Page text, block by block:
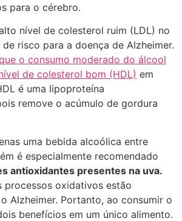
para o cérebro.
nível de colesterol ruim (LDL) no
risco para a doença de Alzheimer.
o consumo moderado do álcool
de colesterol bom (HDL) em
é uma lipoproteína
remove o acúmulo de gordura
uma bebida alcoólica entre
é especialmente recomendado
antioxidantes presentes na uva.
processos oxidativos estão
Alzheimer. Portanto, ao consumir o
benefícios em um único alimento.